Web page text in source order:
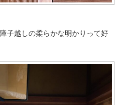
子越しの柔らかな明かりって好